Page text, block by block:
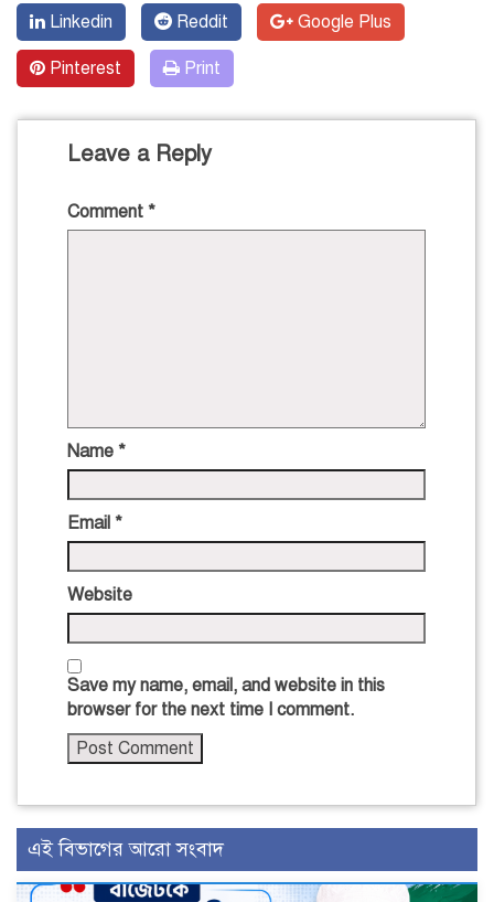
Linkedin Reddit Google Plus
Pinterest Print
Leave a Reply
Comment *
Name *
Email *
Website
Save my name, email, and website in this
browser for the next time I comment.
এই বিভাগের আরো সংবাদ